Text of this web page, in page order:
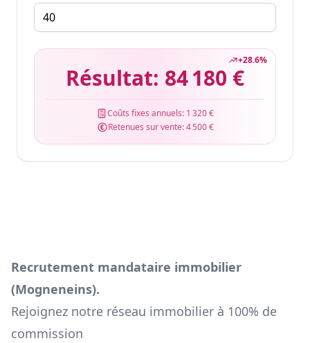
+28.6%
Résultat: 84 180 €
Coûts fixes annuels: 1 320 €
Retenues sur vente:4 500 €
Recrutement mandataire immobilier
(Mogneneins).
Rejoignez notre réseau immobilier à 100% de
commission